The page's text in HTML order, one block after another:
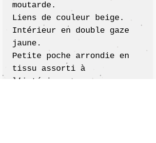
moutarde.
Liens de couleur beige.
Intérieur en double gaze
jaune.
Petite poche arrondie en
tissu assorti à
l’intérieur.